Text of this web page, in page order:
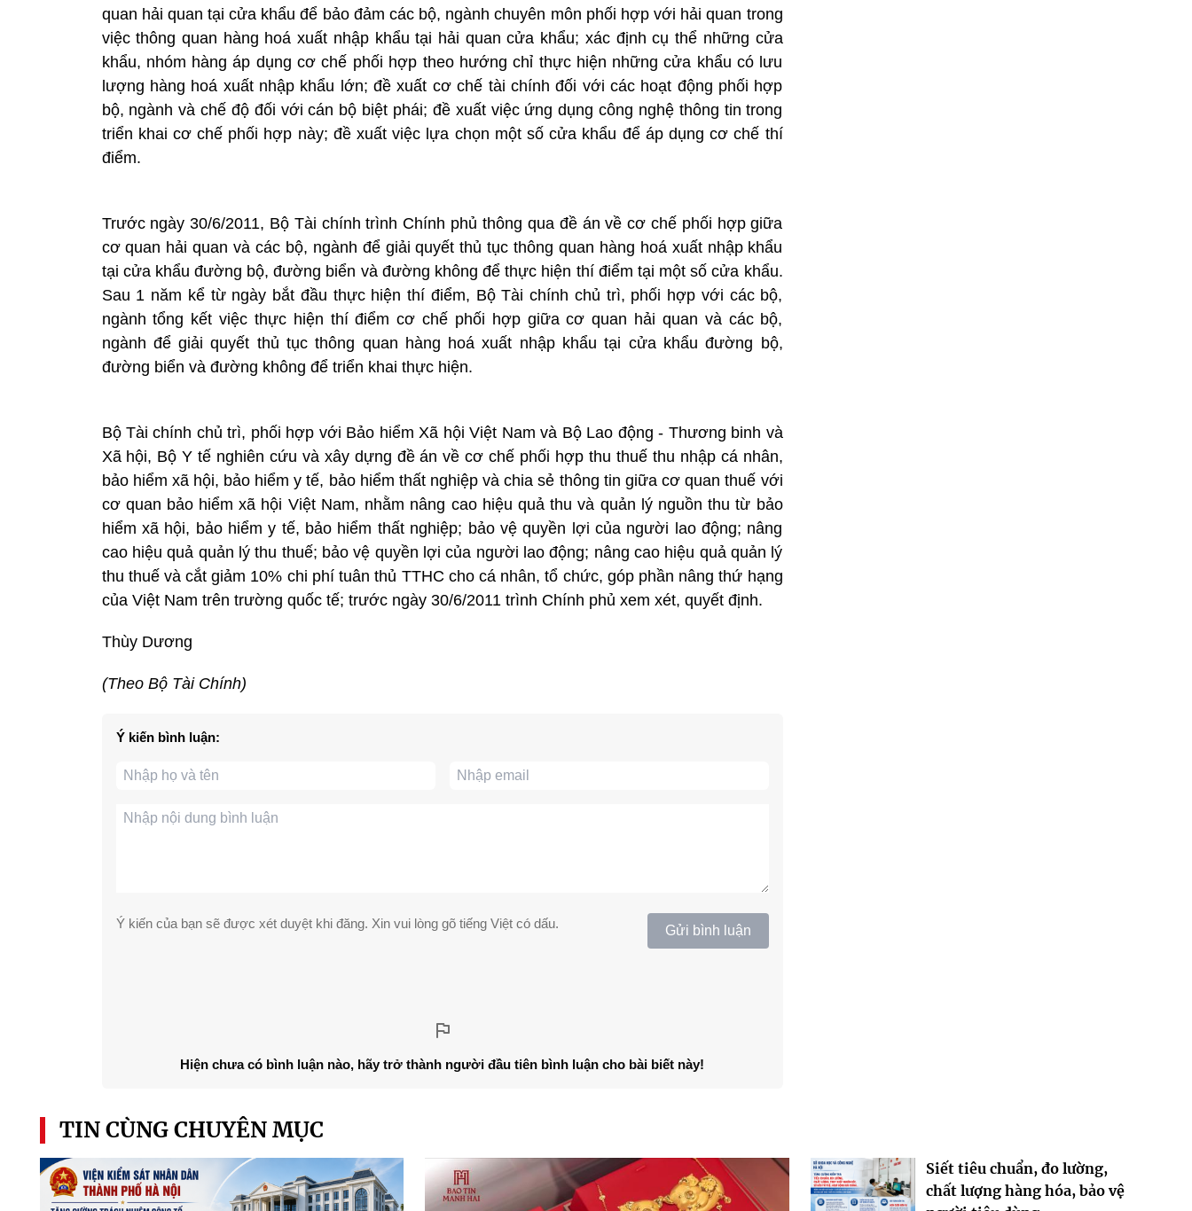
quan hải quan tại cửa khẩu để bảo đảm các bộ, ngành chuyên môn phối hợp với hải quan trong
việc thông quan hàng hoá xuất nhập khẩu tại hải quan cửa khẩu; xác định cụ thể những cửa
khẩu, nhóm hàng áp dụng cơ chế phối hợp theo hướng chỉ thực hiện những cửa khẩu có lưu
lượng hàng hoá xuất nhập khẩu lớn; đề xuất cơ chế tài chính đối với các hoạt động phối hợp
bộ, ngành và chế độ đối với cán bộ biệt phái; đề xuất việc ứng dụng công nghệ thông tin trong
triển khai cơ chế phối hợp này; đề xuất việc lựa chọn một số cửa khẩu để áp dụng cơ chế thí
điểm.
Trước ngày 30/6/2011, Bộ Tài chính trình Chính phủ thông qua đề án về cơ chế phối hợp giữa
cơ quan hải quan và các bộ, ngành để giải quyết thủ tục thông quan hàng hoá xuất nhập khẩu
tại cửa khẩu đường bộ, đường biển và đường không để thực hiện thí điểm tại một số cửa khẩu.
Sau 1 năm kể từ ngày bắt đầu thực hiện thí điểm, Bộ Tài chính chủ trì, phối hợp với các bộ,
ngành tổng kết việc thực hiện thí điểm cơ chế phối hợp giữa cơ quan hải quan và các bộ,
ngành để giải quyết thủ tục thông quan hàng hoá xuất nhập khẩu tại cửa khẩu đường bộ,
đường biển và đường không để triển khai thực hiện.
Bộ Tài chính chủ trì, phối hợp với Bảo hiểm Xã hội Việt Nam và Bộ Lao động - Thương binh và
Xã hội, Bộ Y tế nghiên cứu và xây dựng đề án về cơ chế phối hợp thu thuế thu nhập cá nhân,
bảo hiểm xã hội, bảo hiểm y tế, bảo hiểm thất nghiệp và chia sẻ thông tin giữa cơ quan thuế với
cơ quan bảo hiểm xã hội Việt Nam, nhằm nâng cao hiệu quả thu và quản lý nguồn thu từ bảo
hiểm xã hội, bảo hiểm y tế, bảo hiểm thất nghiệp; bảo vệ quyền lợi của người lao động; nâng
cao hiệu quả quản lý thu thuế; bảo vệ quyền lợi của người lao động; nâng cao hiệu quả quản lý
thu thuế và cắt giảm 10% chi phí tuân thủ TTHC cho cá nhân, tổ chức, góp phần nâng thứ hạng
của Việt Nam trên trường quốc tế; trước ngày 30/6/2011 trình Chính phủ xem xét, quyết định.
Thùy Dương
(Theo Bộ Tài Chính)
Ý kiến bình luận:
Ý kiến của bạn sẽ được xét duyệt khi đăng. Xin vui lòng gõ tiếng Việt có dấu. Gửi bình luận
Hiện chưa có bình luận nào, hãy trở thành người đầu tiên bình luận cho bài biết này!
TIN CÙNG CHUYÊN MỤC
Siết tiêu chuẩn, đo lường,
chất lượng hàng hóa, bảo vệ